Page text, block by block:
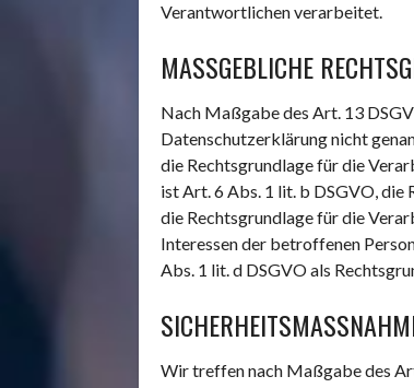
Verantwortlichen verarbeitet.
MASSGEBLICHE
Nach Maßgabe des Art. 13
Datenschutzerklärung nicht
die Rechtsgrundlage für die
ist Art. 6 Abs. 1 lit. b DSGVO,
die Rechtsgrundlage für die
Interessen der betroffenen
Abs. 1 lit. d DSGVO als
Wir treffen nach Maßgabe des